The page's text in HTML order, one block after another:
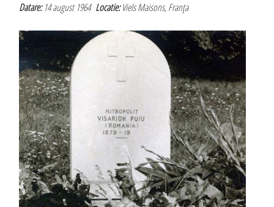
Datare:14 august 1964Locatie:Viels Maisons, Franţa